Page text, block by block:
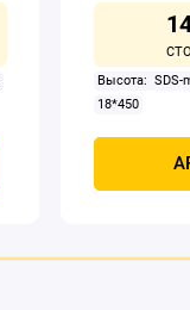
Высота: SDS-
18*450